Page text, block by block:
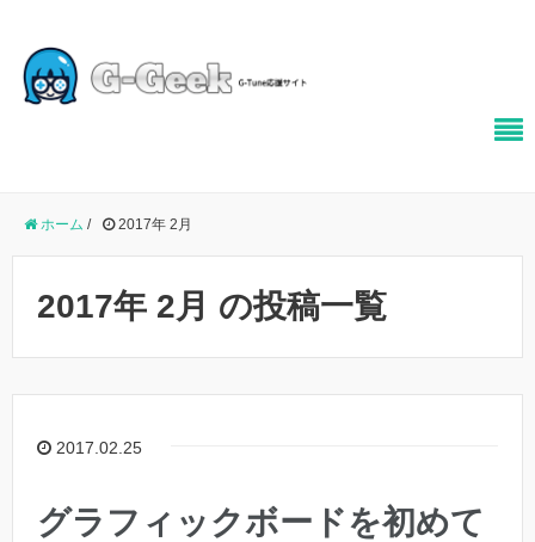
ホーム / 2017年 2月
2017年 2月 の投稿一覧
2017.02.25
グラフィックボードを初めて